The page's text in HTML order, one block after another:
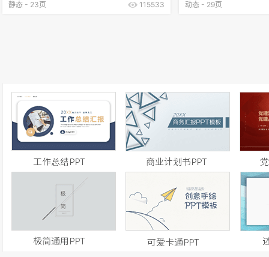
静态 - 23页
115533
动态 - 29页